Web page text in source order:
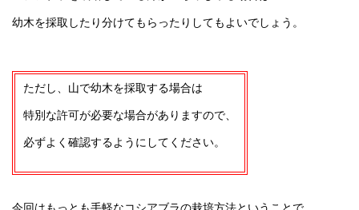
幼木を採取したり分けてもらったりしてもよいでしょう。
ただし、山で幼木を採取する場合は
特別な許可が必要な場合がありますので、
必ずよく確認するようにしてください。